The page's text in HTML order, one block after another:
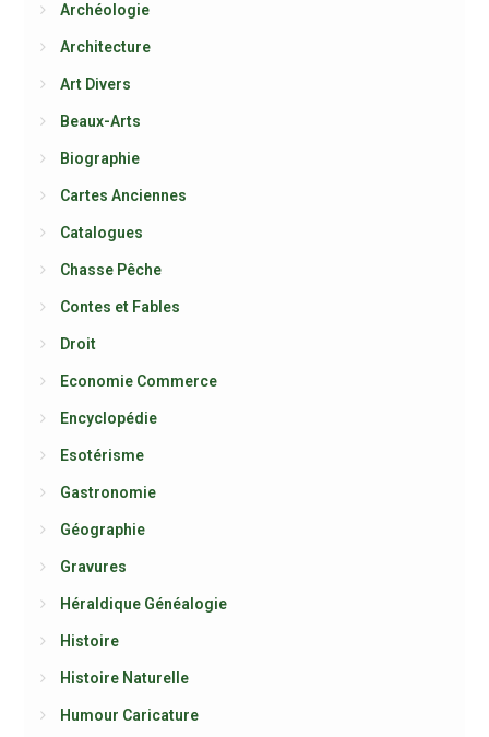
Archéologie
Architecture
Art Divers
Beaux-Arts
Biographie
Cartes Anciennes
Catalogues
Chasse Pêche
Contes et Fables
Droit
Economie Commerce
Encyclopédie
Esotérisme
Gastronomie
Géographie
Gravures
Héraldique Généalogie
Histoire
Histoire Naturelle
Humour Caricature